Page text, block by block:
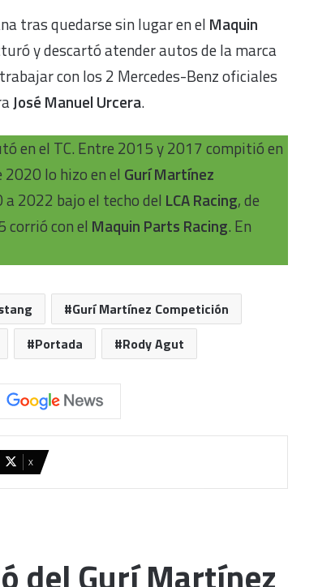
tras quedarse sin lugar en el Maquin
y descartó atender autos de la marca
con los 2 Mercedes-Benz oficiales
José Manuel Urcera.
en el TC. Entre 2015 y 2017 compitió en
2020 lo hizo en el Gurí Martínez
a 2022 bajo el techo del LCA Racing, de
corrió con el Maquin Parts Racing. En
Gurí Martínez Competición
Portada Rody Agut
X